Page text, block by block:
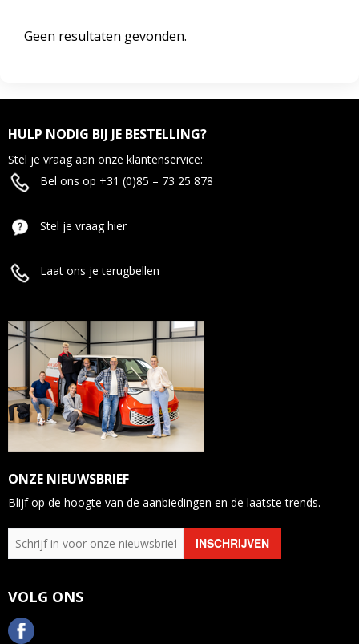
Geen resultaten gevonden.
HULP NODIG BIJ JE BESTELLING?
Stel je vraag aan onze klantenservice:
Bel ons op +31 (0)85 – 73 25 878
Stel je vraag hier
Laat ons je terugbellen
ONZE NIEUWSBRIEF
Blijf op de hoogte van de aanbiedingen en de laatste trends.
VOLG ONS